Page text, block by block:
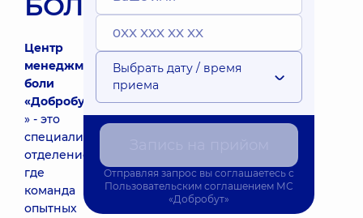
Центр
менеджмента
боли
«Добробут
» - это
специализированное
отделение,
где
команда
опытных
Выбрать дату / время
приема
Отправляя запрос вы соглашаетесь с
Пользовательским соглашением МС
«Добробут»